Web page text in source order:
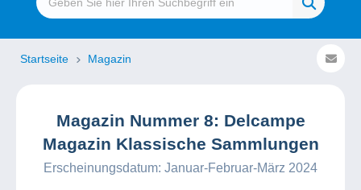
Startseite Magazin
Magazin Nummer 8: Delcampe
Magazin Klassische Sammlungen
Erscheinungsdatum: Januar-Februar-März 2024